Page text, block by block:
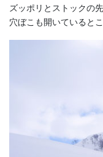
ズッポリとストックの
穴ぼこも開いていると